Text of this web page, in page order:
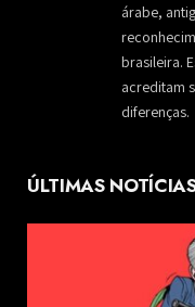
árabe,
brasileira.
acreditam
diferenças.
ÚLTIMAS